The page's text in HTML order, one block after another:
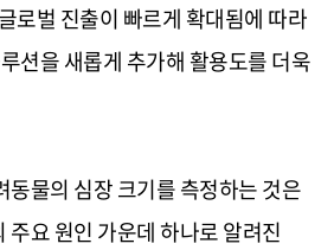
글로벌 진출이 빠르게 확대됨에 따라
션을 새롭게 추가해 활용도를 더욱
동물의 심장 크기를 측정하는 것은
주요 원인 가운데 하나로 알려진